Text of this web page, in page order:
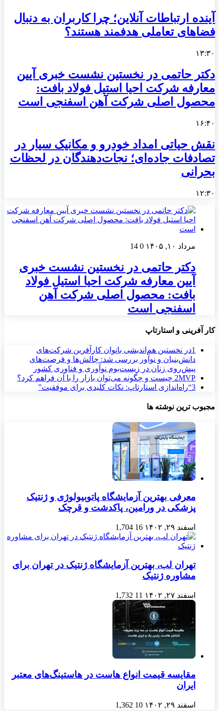
آینده ارتباطات آنلاین؛ چرا کاربران به دنبال
فضاهای تعاملی هدفمند هستند؟
۱۳:۳۰
دکتر حاتمی در نخستین نشست خبری آیین
معارفه شرکت احیا استیل فولاد بافت:
محصول اصلی شرکت آهن اسفنجی است
۱۶:۴۰
نقش حیاتی امداد خودرو و مکانیک سیار در
تصادفات جاده‌ای؛ نجات‌دهندگان در لحظات
بحرانی
۱۲:۳۰
مرداد ۱۰, ۱۴۰۵ 0
14
دکتر حاتمی در نخستین نشست خبری
آیین معارفه شرکت احیا استیل فولاد
بافت: محصول اصلی شرکت آهن
اسفنجی است
کار آفرینی و استارتاپ
1در نخستین هم‌اندیشی بانوان کارآفرین شرکت‌های
دانش‌بنیان و نوآور بررسی شد: چالش‌ها و فرصت‌های
پیش‌روی زنان در زیست‌بوم نوآوری و فناوری کشور
2MVP چیست و چگونه می‌توان بازار را با آن فراهم کرد؟
3“راه‌اندازی استارتاپ: نکات کلیدی برای موفقیت”
مجبوب ترین نوشته ها
معرفی بهترین آزمایشگاه پاتوبیولوژی و ژنتیک
پزشکی در ورامین، پاکدشت و قرچک
اسفند ۲۹, ۱۴۰۲ 16
1,704
تهران لب، بهترین آزمایشگاه ژنتیک در تهران برای
مشاوره ژنتیک
اسفند ۲۷, ۱۴۰۲ 11
1,732
مقایسه قیمت انواع هاست در هاستینگ‌های معتبر
ایران
اسفند ۲۹, ۱۴۰۲ 10
1,362